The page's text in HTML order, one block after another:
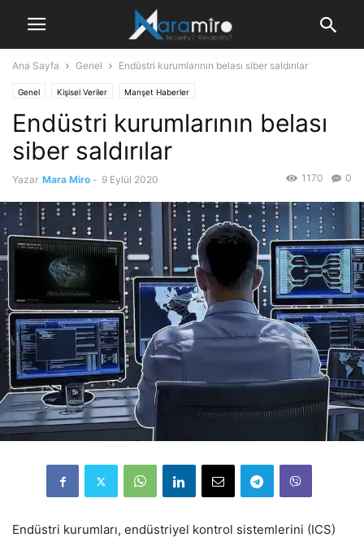
Ana Sayfa Genel Endüstri kurumlarının belası siber saldırılar
Genel Kişisel Veriler Manşet Haberler
Endüstri kurumlarının belası
siber saldırılar
Yazar Mara Miro - 9 Eylül 2020 0
1170
Endüstri kurumları, endüstriyel kontrol sistemlerini (ICS)